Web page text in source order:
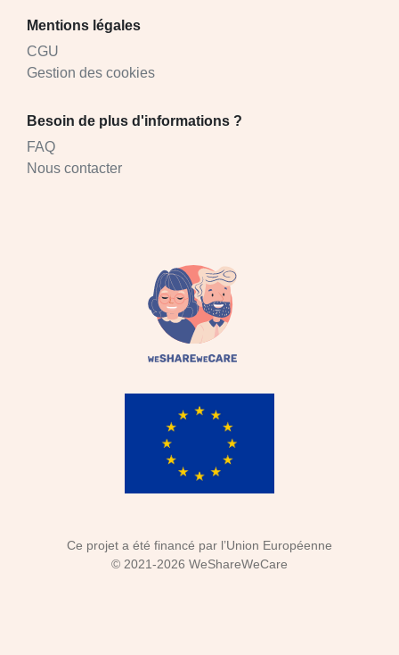
Mentions légales
CGU
Gestion des cookies
Besoin de plus d'informations ?
FAQ
Nous contacter
Ce projet a été financé par l’Union Européenne
© 2021-2026 WeShareWeCare